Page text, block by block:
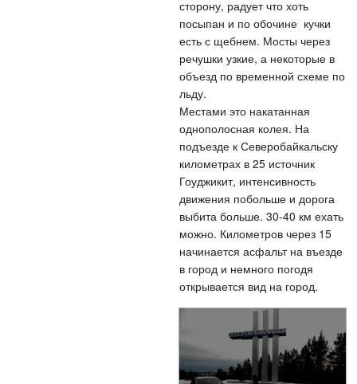
сторону, радует что хоть
посыпан и по обочине кучки
есть с щебнем. Мосты через
речушки узкие, а некоторые в
объезд по временной схеме по
льду.
Местами это накатанная
однополосная колея. На
подъезде к Северобайкальску
километрах в 25 источник
Гоуджикит, интенсивность
движения побольше и дорога
выбита больше. 30-40 км ехать
можно. Километров через 15
начинается асфальт на въезде
в город и немного погодя
открывается вид на город.